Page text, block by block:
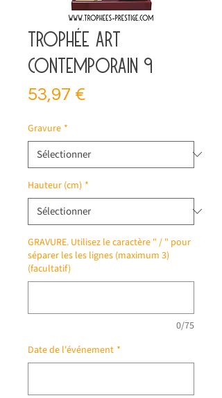
Trophée art
contemporain 9
53,97 €
Gravure *
Hauteur (cm) *
GRAVURE. Utilisez le caractère " / " pour
séparer les les lignes (maximum 3)
(facultatif)
0/75
Date de l'événement *